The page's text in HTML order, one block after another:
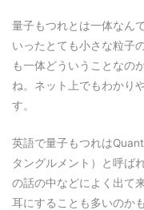
量子もつれとは一体なん
いったとても小さな粒子
も一体どういうことなの
ね。ネット上でもわかり
す。
英語で量子もつれは
タングルメント）と呼ば
の話の中などによく出て
耳にすることも多いのか